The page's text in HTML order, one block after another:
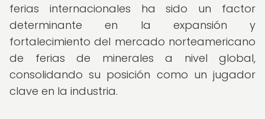
ferias internacionales ha sido un factor
determinante en la expansión y
fortalecimiento del mercado norteamericano
de ferias de minerales a nivel global,
consolidando su posición como un jugador
clave en la industria.